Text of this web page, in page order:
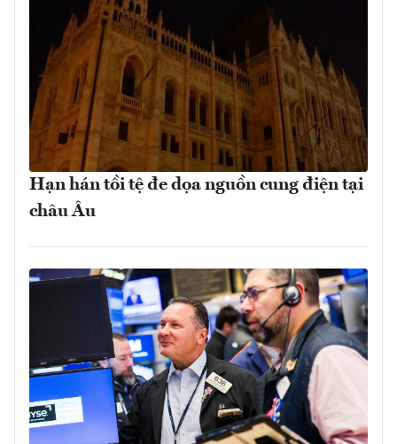
Hạn hán tồi tệ đe dọa nguồn cung điện tại
châu Âu